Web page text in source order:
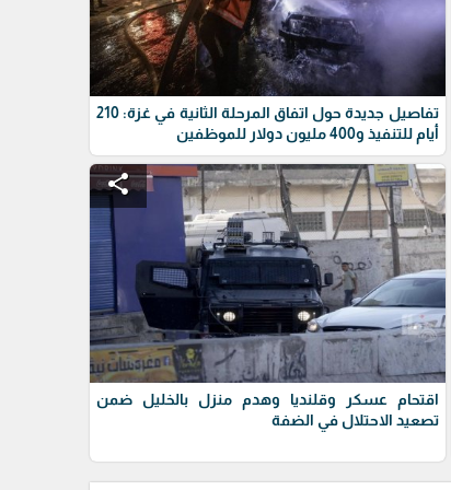
تفاصيل جديدة حول اتفاق المرحلة الثانية في غزة: 210
أيام للتنفيذ و400 مليون دولار للموظفين
share
اقتحام عسكر وقلنديا وهدم منزل بالخليل ضمن
تصعيد الاحتلال في الضفة